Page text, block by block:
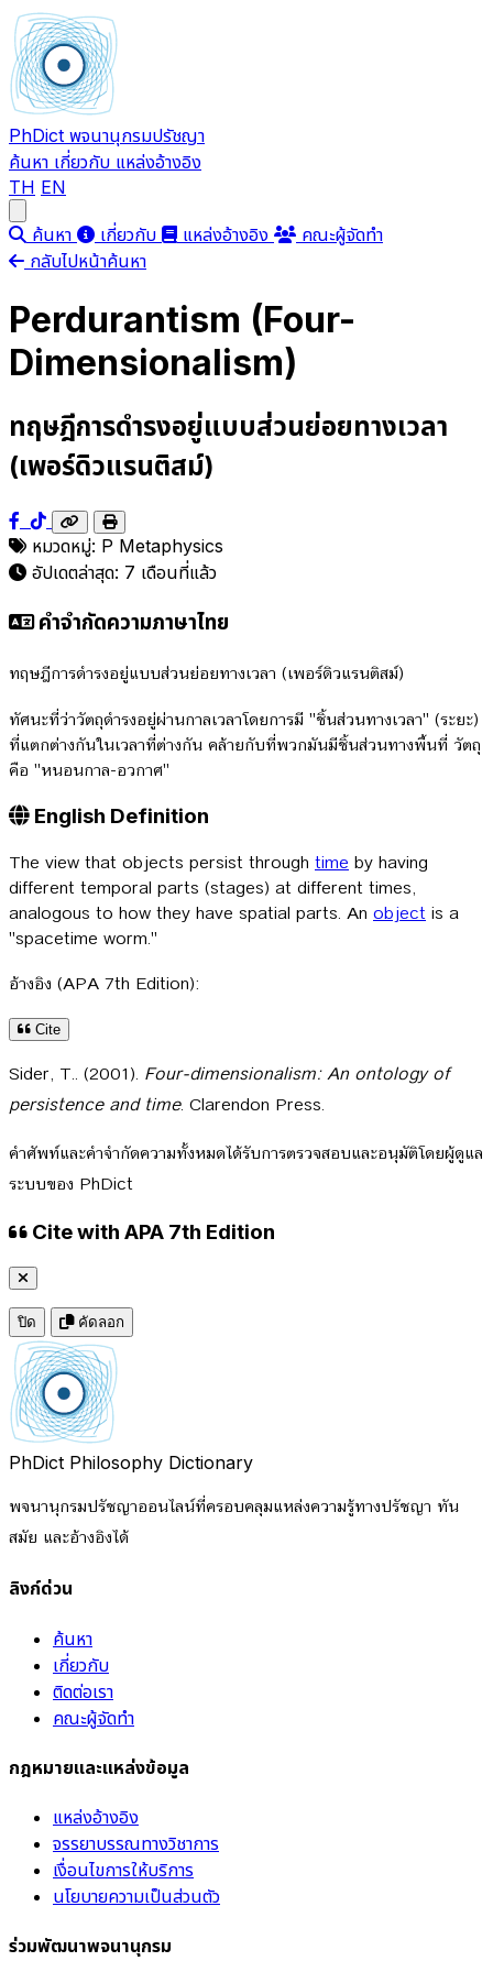
PhDict พจนานุกรมปรัชญา
ค้นหา เกี่ยวกับ แหล่งอ้างอิง
TH EN
ค้นหา เกี่ยวกับ แหล่งอ้างอิง
คณะผู้จัดทำ
กลับไปหน้าค้นหา
Perdurantism (Four-
Dimensionalism)
ทฤษฎีการดำรงอยู่แบบส่วนย่อยทางเวลา
(เพอร์ดิวแรนติสม์)
หมวดหมู่: P Metaphysics
อัปเดตล่าสุด: 7 เดือนที่แล้ว
คำจำกัดความภาษาไทย
ทฤษฎีการดำรงอยู่แบบส่วนย่อยทางเวลา (เพอร์ดิวแรนติสม์)
ทัศนะที่ว่าวัตถุดำรงอยู่ผ่านกาลเวลาโดยการมี "ชิ้นส่วนทางเวลา" (ระยะ)
ที่แตกต่างกันในเวลาที่ต่างกัน คล้ายกับที่พวกมันมีชิ้นส่วนทางพื้นที่ วัตถุ
คือ "หนอนกาล-อวกาศ"
English Definition
The view that objects persist through time by having
different temporal parts (stages) at different times,
analogous to how they have spatial parts. An object is a
"spacetime worm."
อ้างอิง (APA 7th Edition):
Cite
Sider, T.. (2001). Four-dimensionalism: An ontology of
persistence and time. Clarendon Press.
คำศัพท์และคำจำกัดความทั้งหมดได้รับการตรวจสอบและอนุมัติโดยผู้ดูแล
ระบบของ PhDict
Cite with APA 7th Edition
ปิด คัดลอก
PhDict Philosophy Dictionary
พจนานุกรมปรัชญาออนไลน์ที่ครอบคลุมแหล่งความรู้ทางปรัชญา ทัน
สมัย และอ้างอิงได้
ลิงก์ด่วน
ค้นหา
เกี่ยวกับ
ติดต่อเรา
คณะผู้จัดทำ
กฎหมายและแหล่งข้อมูล
แหล่งอ้างอิง
จรรยาบรรณทางวิชาการ
เงื่อนไขการให้บริการ
นโยบายความเป็นส่วนตัว
ร่วมพัฒนาพจนานุกรม